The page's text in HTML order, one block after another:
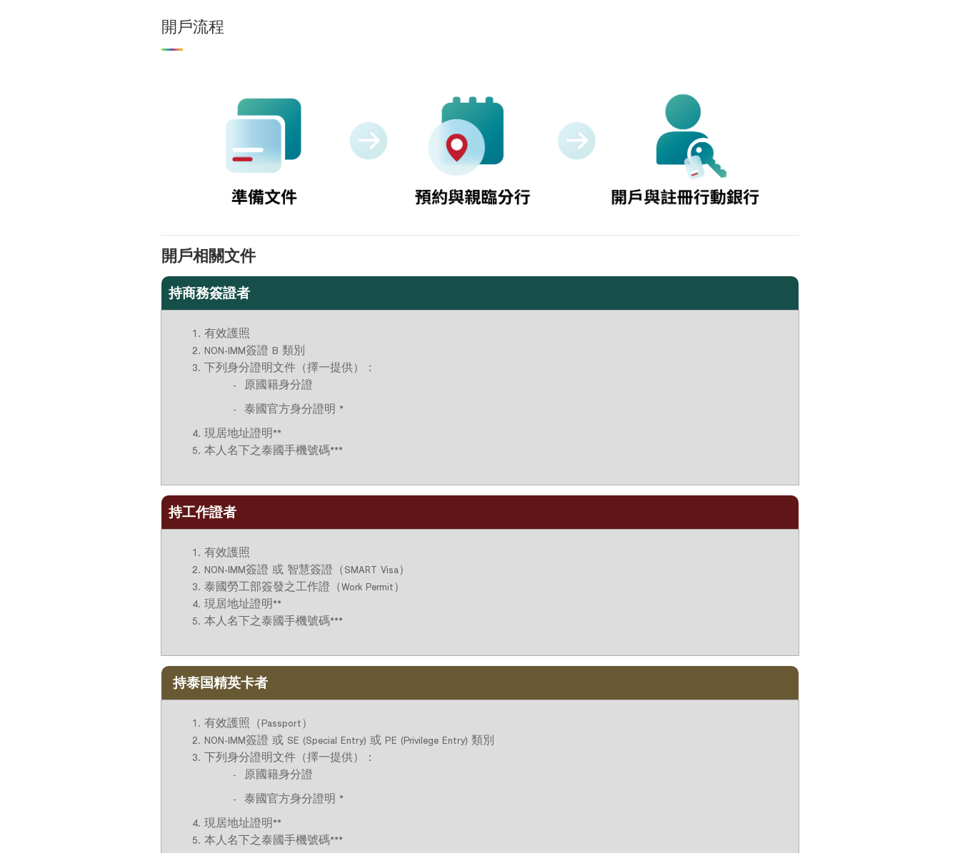
開戶流程
開戶相關文件
持商務簽證者
有效護照
NON-IMM簽證 B 類別
下列身分證明文件（擇一提供）：
原國籍身分證
泰國官方身分證明 *
現居地址證明**
本人名下之泰國手機號碼***
持工作證者
有效護照
NON-IMM簽證 或 智慧簽證（SMART Visa）
泰國勞工部簽發之工作證（Work Permit）
現居地址證明**
本人名下之泰國手機號碼***
持泰国精英卡者
有效護照（Passport）
NON-IMM簽證 或 SE (Special Entry) 或 PE (Privilege Entry) 類別
下列身分證明文件（擇一提供）：
原國籍身分證
泰國官方身分證明 *
現居地址證明**
本人名下之泰國手機號碼***